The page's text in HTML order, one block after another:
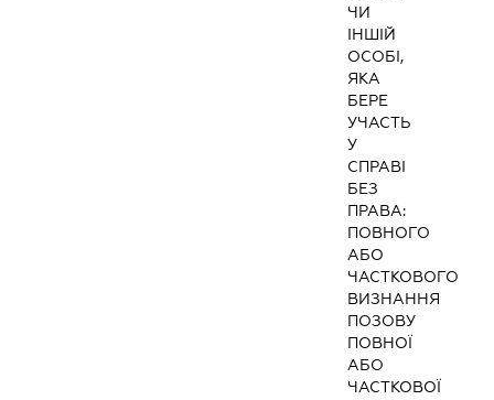
ЧИ
ІНШІЙ
ОСОБІ,
ЯКА
БЕРЕ
УЧАСТЬ
У
СПРАВІ
БЕЗ
ПРАВА:
ПОВНОГО
АБО
ЧАСТКОВОГО
ВИЗНАННЯ
ПОЗОВУ
ПОВНОЇ
АБО
ЧАСТКОВОЇ